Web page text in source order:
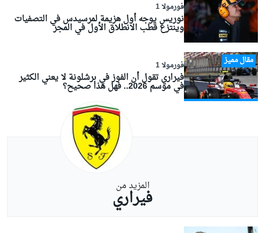
فورمولا 1
نوريس يوجه أول هزيمة لمرسيدس في التصفيات
وينتزع قطب الانطلاق الأول في المجر
مقال مميز فورمولا 1
فيراري تقول أن الفوز في برشلونة لا يعني الكثير
في موسم 2026.. فهل هذا صحيح؟
المزيد من
فيراري